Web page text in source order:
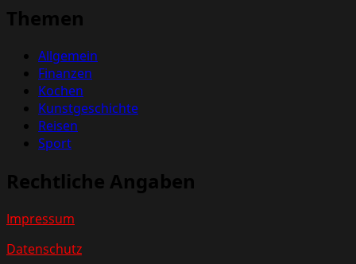
Themen
Allgemein
Finanzen
Kochen
Kunstgeschichte
Reisen
Sport
Rechtliche Angaben
Impressum
Datenschutz